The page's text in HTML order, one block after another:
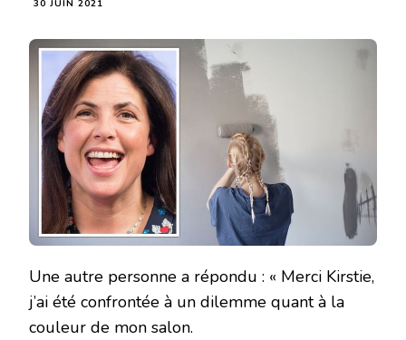
30 JUIN 2021
Une autre personne a répondu : « Merci Kirstie,
j’ai été confrontée à un dilemme quant à la
couleur de mon salon.